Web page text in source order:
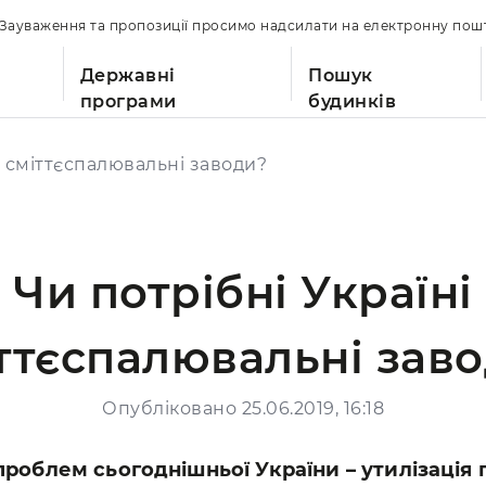
та пропозиції просимо надсилати на електронну
Державні
програми
Пошук
будинків
заводи?
Чи потрібні Україні
Опубліковано 25.06.2019, 16:18
сьогоднішньої України – утилізація